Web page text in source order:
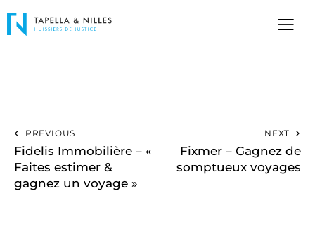
PREVIOUS
Fidelis Immobilière – «
Faites estimer &
gagnez un voyage »
NEXT
Fixmer – Gagnez de
somptueux voyages